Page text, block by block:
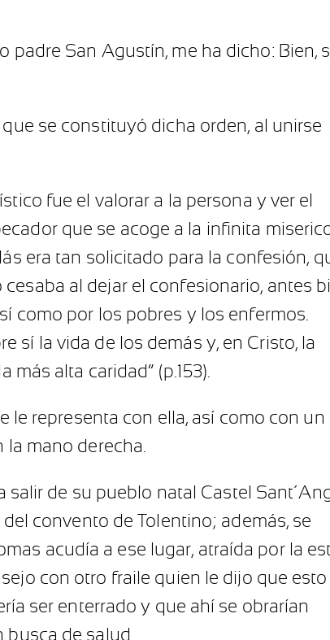
padre San Agustín, me ha dicho: Bien,
se constituyó dicha orden, al unirse
fue el valorar a la persona y ver el
que se acoge a la infinita
era tan solicitado para la confesión,
al dejar el confesionario, antes
como por los pobres y los enfermos.
sí la vida de los demás y, en Cristo, la
alta caridad” (p.153).
le representa con ella, así como con
la mano derecha.
de su pueblo natal Castel
convento de Tolentino; además, se
acudía a ese lugar, atraída por la
con otro fraile quien le dijo que esto
ser enterrado y que ahí se obrarían
busca de salud.